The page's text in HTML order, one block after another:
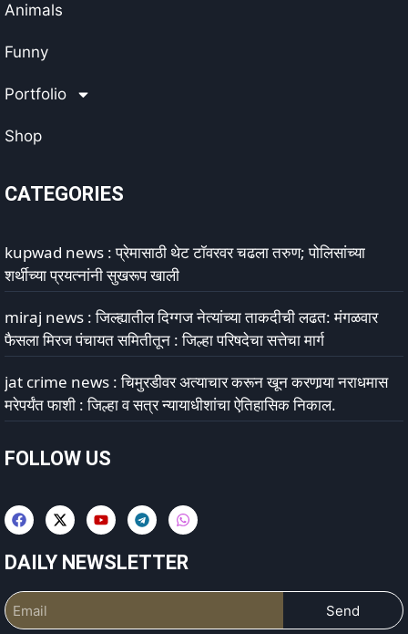
Animals
Funny
Portfolio
Shop
CATEGORIES
kupwad news : प्रेमासाठी थेट टॉवरवर चढला तरुण; पोलिसांच्या
शर्थीच्या प्रयत्नांनी सुखरूप खाली
miraj news : जिल्ह्यातील दिग्गज नेत्यांच्या ताकदीची लढत: मंगळवार
फैसला मिरज पंचायत समितीतून : जिल्हा परिषदेचा सत्तेचा मार्ग
jat crime news : चिमुरडीवर अत्याचार करून खून करणार्‍या नराधमास
मरेपर्यंत फाशी : जिल्हा व सत्र न्यायाधीशांचा ऐतिहासिक निकाल.
FOLLOW US
DAILY NEWSLETTER
Send